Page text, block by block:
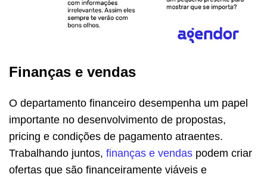
Finanças e vendas
O departamento financeiro desempenha um papel
importante no desenvolvimento de propostas,
pricing e condições de pagamento atraentes.
Trabalhando juntos, finanças e vendas podem criar
ofertas que são financeiramente viáveis e